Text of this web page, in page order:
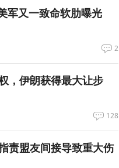
军又一致命软肋曝光
2
，伊朗获得最大让步
128
责盟友间接导致重大伤